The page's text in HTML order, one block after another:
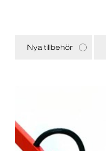
Nya tillbehör